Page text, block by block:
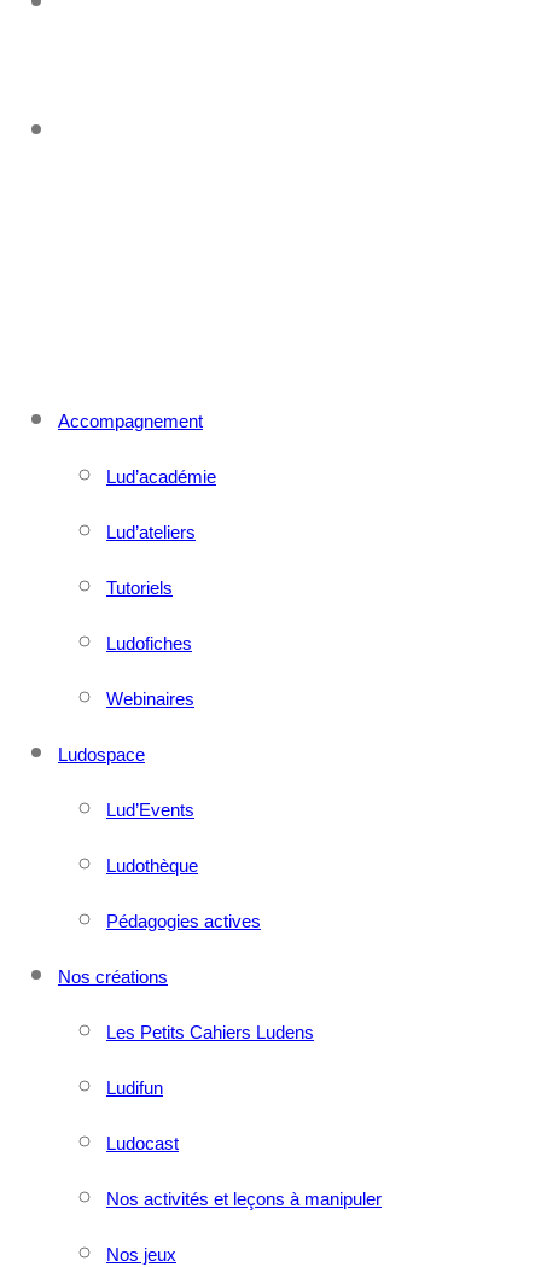
Accompagnement
Lud’académie
Lud’ateliers
Tutoriels
Ludofiches
Webinaires
Ludospace
Lud’Events
Ludothèque
Pédagogies actives
Nos créations
Les Petits Cahiers Ludens
Ludifun
Ludocast
Nos activités et leçons à manipuler
Nos jeux